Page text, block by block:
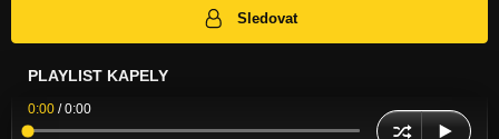
Sledovat
PLAYLIST KAPELY
0:00 /0:00